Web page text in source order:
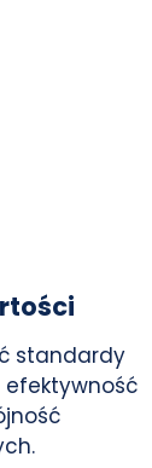
standardy
efektywność